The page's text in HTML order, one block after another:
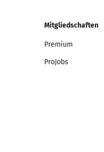
Mitgliedschaften
Premium
ProJobs